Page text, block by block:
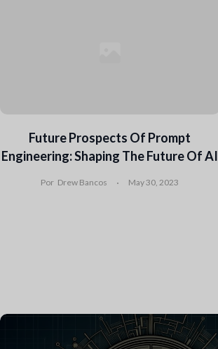
Future Prospects Of Prompt
Engineering: Shaping The Future Of AI
Por Drew Bancos May 30, 2023